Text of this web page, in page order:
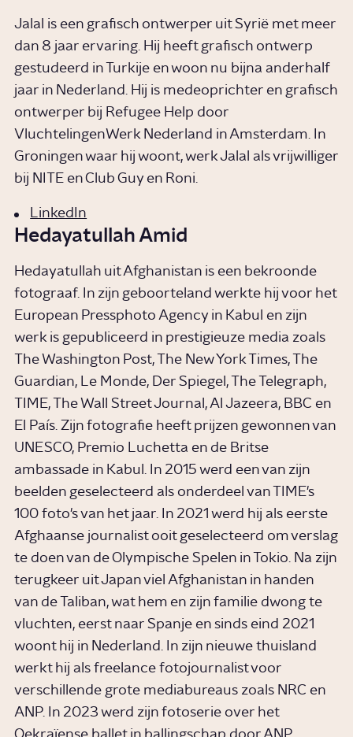
Jalal is een grafisch ontwerper uit Syrië met meer
dan 8 jaar ervaring. Hij heeft grafisch ontwerp
gestudeerd in Turkije en woon nu bijna anderhalf
jaar in Nederland. Hij is medeoprichter en grafisch
ontwerper bij Refugee Help door
VluchtelingenWerk Nederland in Amsterdam. In
Groningen waar hij woont, werk Jalal als vrijwilliger
bij NITE en Club Guy en Roni.
LinkedIn
Hedayatullah Amid
Hedayatullah uit Afghanistan is een bekroonde
fotograaf. In zijn geboorteland werkte hij voor het
European Pressphoto Agency in Kabul en zijn
werk is gepubliceerd in prestigieuze media zoals
The Washington Post, The New York Times, The
Guardian, Le Monde, Der Spiegel, The Telegraph,
TIME, The Wall Street Journal, Al Jazeera, BBC en
El País. Zijn fotografie heeft prijzen gewonnen van
UNESCO, Premio Luchetta en de Britse
ambassade in Kabul. In 2015 werd een van zijn
beelden geselecteerd als onderdeel van TIME's
100 foto's van het jaar. In 2021 werd hij als eerste
Afghaanse journalist ooit geselecteerd om verslag
te doen van de Olympische Spelen in Tokio. Na zijn
terugkeer uit Japan viel Afghanistan in handen
van de Taliban, wat hem en zijn familie dwong te
vluchten, eerst naar Spanje en sinds eind 2021
woont hij in Nederland. In zijn nieuwe thuisland
werkt hij als freelance fotojournalist voor
verschillende grote mediabureaus zoals NRC en
ANP. In 2023 werd zijn fotoserie over het